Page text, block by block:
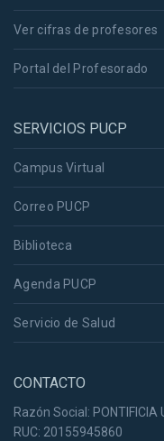
Ver cifras de profesores
Portal del Profesorado
SERVICIOS PUCP
Campus Virtual
Correo PUCP
Biblioteca
Agenda PUCP
Servicio de Salud
CONTACTO
Razón Social: PONTIFICIA
RUC: 20155945860